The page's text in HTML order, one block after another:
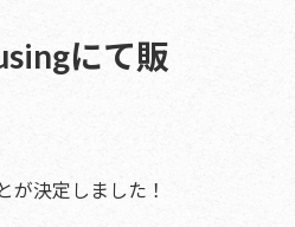
にて販
が決定しました！